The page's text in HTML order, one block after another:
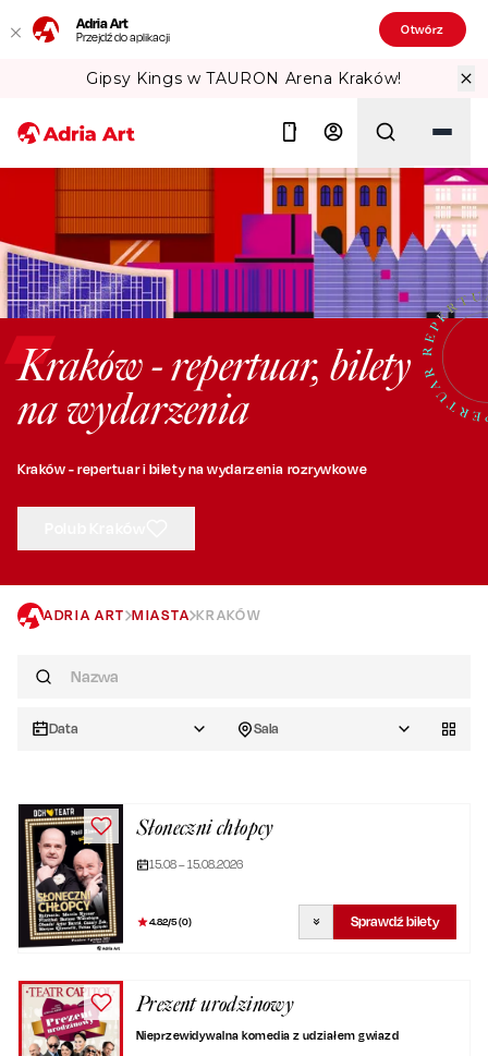
Adria Art
Przejdź do aplikacji Otwórz
Gipsy Kings w TAURON Arena Kraków!
Szukaj
Kraków - repertuar, bilety
na wydarzenia
Kraków - repertuar i bilety na wydarzenia rozrywkowe
ADRIA ART MIASTA KRAKÓW
Data Sala
Słoneczni chłopcy
15.08 – 15.08.2026
4.82/5 (0) Sprawdź bilety
Prezent urodzinowy
Nieprzewidywalna komedia z udziałem gwiazd